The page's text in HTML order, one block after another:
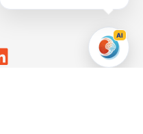
AI